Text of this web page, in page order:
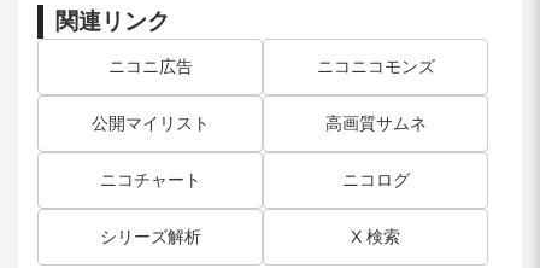
関連リンク
ニコニ広告 ニコニコモンズ
公開マイリスト 高画質サムネ
ニコチャート ニコログ
シリーズ解析 X 検索